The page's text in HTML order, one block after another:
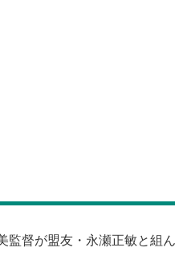
監督が盟友・永瀬正敏と組